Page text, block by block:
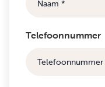
Telefoonnummer